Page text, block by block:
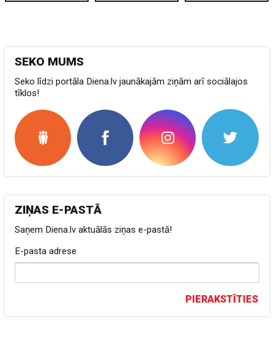
SEKO MUMS
Seko līdzi portāla Diena.lv jaunākajām ziņām arī sociālajos
tīklos!
ZIŅAS E-PASTĀ
Saņem Diena.lv aktuālās ziņas e-pastā!
E-pasta adrese
PIERAKSTĪTIES